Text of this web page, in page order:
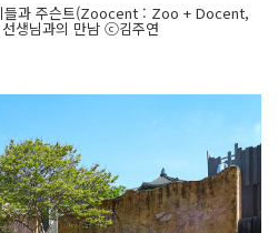
들과 주슨트(Zoocent : Zoo + Docent,
생님과의 만남 ⓒ김주연